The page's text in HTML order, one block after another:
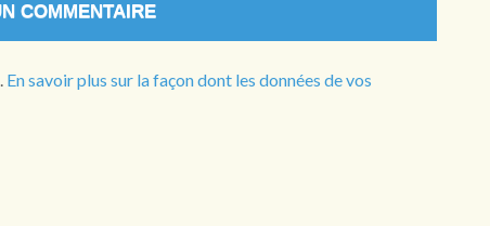
En savoir plus sur la façon dont les données de vos